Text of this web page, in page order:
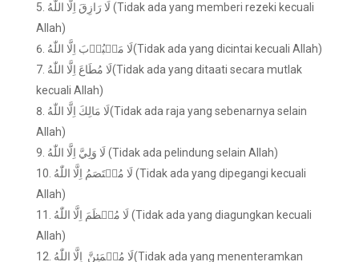
لَا رَازِقَ اِلَّا اللّٰهُ (Tidak ada yang memberi rezeki kecuali
Allah)
لَا مَحۡبُوۡبَ اِلَّا اللّٰهُ(Tidak ada yang dicintai kecuali Allah)
لَا مُطَاعَ اِلَّا اللّٰهُ(Tidak ada yang ditaati secara mutlak
kecuali Allah)
لَا مَالِكَ اِلَّا اللّٰهُ(Tidak ada raja yang sebenarnya selain
Allah)
لَا وَلِيَّ اِلَّا اللّٰهُ (Tidak ada pelindung selain Allah)
لَا مُعۡتَصَمُ اِلَّا اللّٰهُ (Tidak ada yang dipegangi kecuali
Allah)
لَا مُعۡظَمَ اِلَّا اللّٰهُ (Tidak ada yang diagungkan kecuali
Allah)
لَا مُطۡمَئِنَّ اِلَّا اللّٰهُ(Tidak ada yang menenteramkan